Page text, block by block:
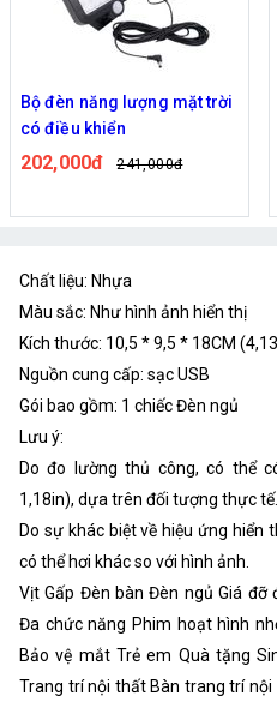
Bộ đèn năng lượng mặt trời
có điều khiển
202,000đ 241,000đ
Chất liệu: Nhựa
Màu sắc: Như hình ảnh hiển thị
Kích thước: 10,5 * 9,5 * 18CM
Nguồn cung cấp: sạc USB
Gói bao gồm: 1 chiếc Đèn ngủ
Lưu ý:
Do đo lường thủ công, có thể
1,18in), dựa trên đối tượng thực tế.
Do sự khác biệt về hiệu ứng hiển
có thể hơi khác so với hình ảnh.
Vịt Gấp Đèn bàn Đèn ngủ Giá đỡ
Đa chức năng Phim hoạt hình
Bảo vệ mắt Trẻ em Quà tặng
Trang trí nội thất Bàn trang trí